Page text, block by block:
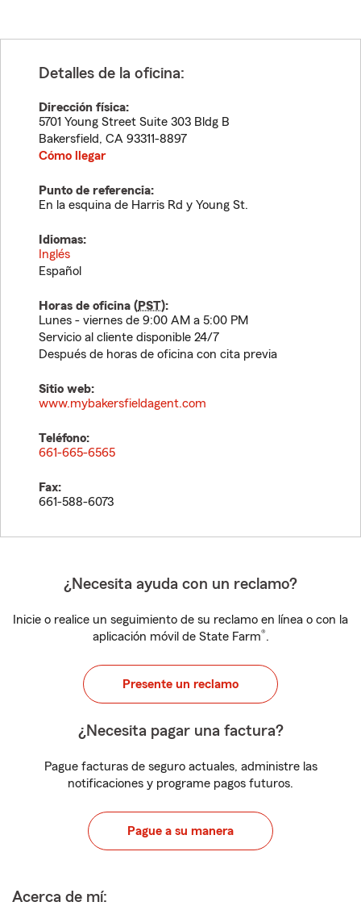
Detalles de la oficina:
Dirección física:
5701 Young Street Suite 303 Bldg B
Bakersfield, CA 93311-8897
Cómo llegar
Punto de referencia:
En la esquina de Harris Rd y Young St.
Idiomas:
Inglés
Español
Horas de oficina (PST):
Lunes - viernes de 9:00 AM a 5:00 PM
Servicio al cliente disponible 24/7
Después de horas de oficina con cita previa
Sitio web:
www.mybakersfieldagent.com
Teléfono:
661-665-6565
Fax:
661-588-6073
¿Necesita ayuda con un reclamo?
Inicie o realice un seguimiento de su reclamo en línea o con la
aplicación móvil de State Farm®.
Presente un reclamo
¿Necesita pagar una factura?
Pague facturas de seguro actuales, administre las
notificaciones y programe pagos futuros.
Pague a su manera
Acerca de mí: